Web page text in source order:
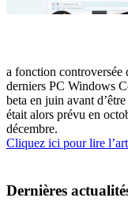
a fonction controversée
derniers PC Windows
beta en juin avant
était alors prévu en
décembre.
Cliquez ici pour lire
Dernières